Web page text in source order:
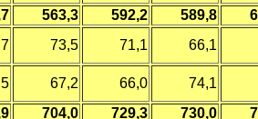
563,3 592,2 589,8
73,5 71,1 66,1
67,2 66,0 74,1
704,0 729,3 730,0